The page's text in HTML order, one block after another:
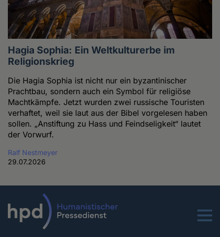
Hagia Sophia: Ein Weltkulturerbe im
Religionskrieg
Die Hagia Sophia ist nicht nur ein byzantinischer
Prachtbau, sondern auch ein Symbol für religiöse
Machtkämpfe. Jetzt wurden zwei russische Touristen
verhaftet, weil sie laut aus der Bibel vorgelesen haben
sollen. „Anstiftung zu Hass und Feindseligkeit“ lautet
der Vorwurf.
Ralf Nestmeyer
29.07.2026
Menu